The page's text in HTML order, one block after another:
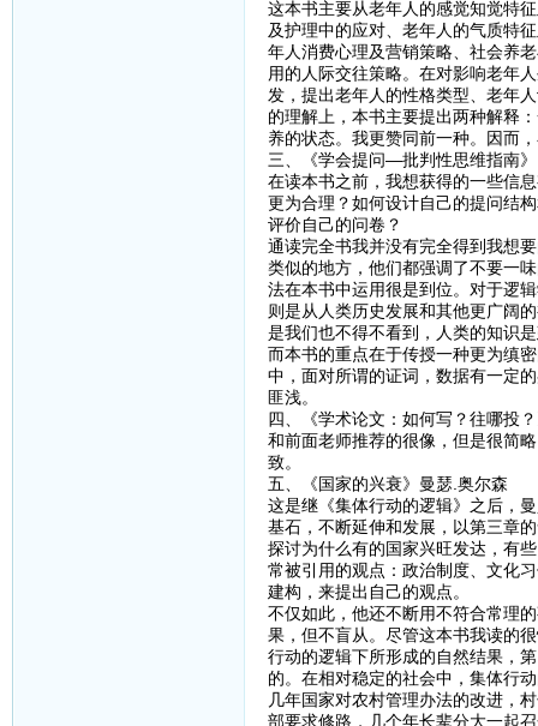
这本书主要从老年人的感觉知觉特
及护理中的应对、老年人的气质特
年人消费心理及营销策略、社会养
用的人际交往策略。在对影响老年
发，提出老年人的性格类型、老年
的理解上，本书主要提出两种解释
养的状态。我更赞同前一种。因而
三、《学会提问—批判性思维指南
在读本书之前，我想获得的一些信
更为合理？如何设计自己的提问结
评价自己的问卷？
通读完全书我并没有完全得到我想
类似的地方，他们都强调了不要一
法在本书中运用很是到位。对于逻
则是从人类历史发展和其他更广阔
是我们也不得不看到，人类的知识
而本书的重点在于传授一种更为缜
中，面对所谓的证词，数据有一定
匪浅。
四、《学术论文：如何写？往哪投
和前面老师推荐的很像，但是很简
致。
五、《国家的兴衰》曼瑟.奥尔森
这是继《集体行动的逻辑》之后，
基石，不断延伸和发展，以第三章
探讨为什么有的国家兴旺发达，有
常被引用的观点：政治制度、文化
建构，来提出自己的观点。
不仅如此，他还不断用不符合常理
果，但不盲从。尽管这本书我读的
行动的逻辑下所形成的自然结果，
的。在相对稳定的社会中，集体行
几年国家对农村管理办法的改进，
部要求修路，几个年长辈分大一起